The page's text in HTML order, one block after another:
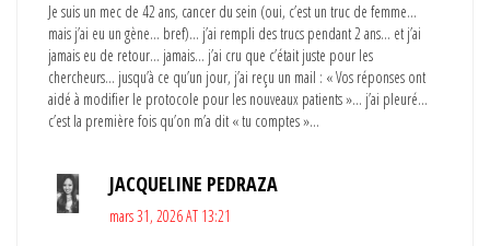
Je suis un mec de 42 ans, cancer du sein (oui, c’est un truc de femme…
mais j’ai eu un gène… bref)… j’ai rempli des trucs pendant 2 ans… et j’ai
jamais eu de retour… jamais… j’ai cru que c’était juste pour les
chercheurs… jusqu’à ce qu’un jour, j’ai reçu un mail : « Vos réponses ont
aidé à modifier le protocole pour les nouveaux patients »… j’ai pleuré…
c’est la première fois qu’on m’a dit « tu comptes »…
JACQUELINE PEDRAZA
mars 31, 2026 AT 13:21